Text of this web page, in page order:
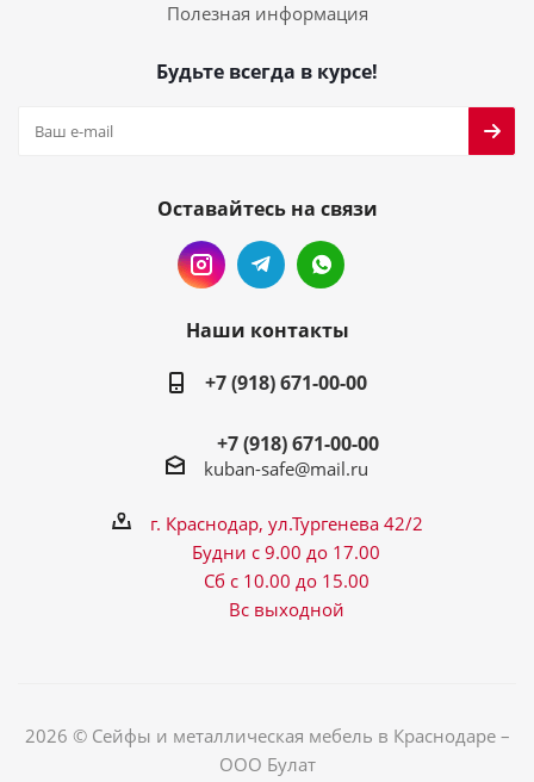
Полезная информация
Будьте всегда в курсе!
Оставайтесь на связи
Наши контакты
+7 (918) 671-00-00
+7 (918) 671-00-00
kuban-safe@mail.ru
г. Краснодар, ул.Тургенева 42/2
Будни с 9.00 до 17.00
Сб с 10.00 до 15.00
Вс выходной
2026 © Сейфы и металлическая мебель в Краснодаре –
ООО Булат